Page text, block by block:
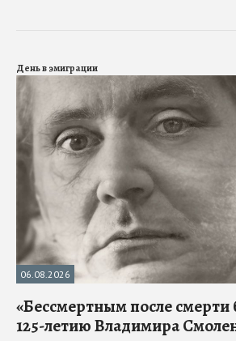
День в эмиграции
06.08.2026
«Бессмертным после
125-летию Владимира